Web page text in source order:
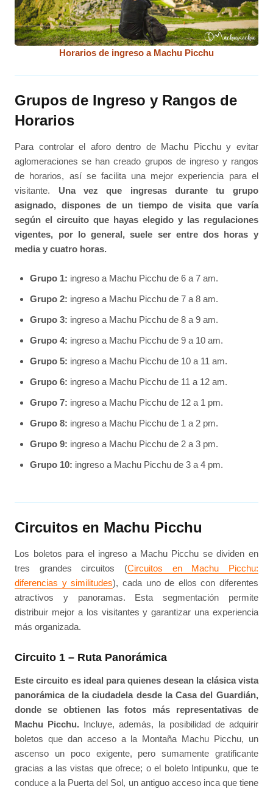
Horarios de ingreso a Machu Picchu
Grupos de Ingreso y Rangos de
Horarios
Para controlar el aforo dentro de Machu Picchu y evitar
aglomeraciones se han creado grupos de ingreso y rangos
de horarios, así se facilita una mejor experiencia para el
visitante. Una vez que ingresas durante tu grupo
asignado, dispones de un tiempo de visita que varía
según el circuito que hayas elegido y las regulaciones
vigentes, por lo general, suele ser entre dos horas y
media y cuatro horas.
Grupo 1: ingreso a Machu Picchu de 6 a 7 am.
Grupo 2: ingreso a Machu Picchu de 7 a 8 am.
Grupo 3: ingreso a Machu Picchu de 8 a 9 am.
Grupo 4: ingreso a Machu Picchu de 9 a 10 am.
Grupo 5: ingreso a Machu Picchu de 10 a 11 am.
Grupo 6: ingreso a Machu Picchu de 11 a 12 am.
Grupo 7: ingreso a Machu Picchu de 12 a 1 pm.
Grupo 8: ingreso a Machu Picchu de 1 a 2 pm.
Grupo 9: ingreso a Machu Picchu de 2 a 3 pm.
Grupo 10: ingreso a Machu Picchu de 3 a 4 pm.
Circuitos en Machu Picchu
Los boletos para el ingreso a Machu Picchu se dividen en
tres grandes circuitos (Circuitos en Machu Picchu:
diferencias y similitudes), cada uno de ellos con diferentes
atractivos y panoramas. Esta segmentación permite
distribuir mejor a los visitantes y garantizar una experiencia
más organizada.
Circuito 1 – Ruta Panorámica
Este circuito es ideal para quienes desean la clásica vista
panorámica de la ciudadela desde la Casa del Guardián,
donde se obtienen las fotos más representativas de
Machu Picchu. Incluye, además, la posibilidad de adquirir
boletos que dan acceso a la Montaña Machu Picchu, un
ascenso un poco exigente, pero sumamente gratificante
gracias a las vistas que ofrece; o el boleto Intipunku, que te
conduce a la Puerta del Sol, un antiguo acceso inca que tiene